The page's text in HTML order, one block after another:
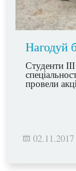
Нагодуй
Студенти
провели
02.11.2017